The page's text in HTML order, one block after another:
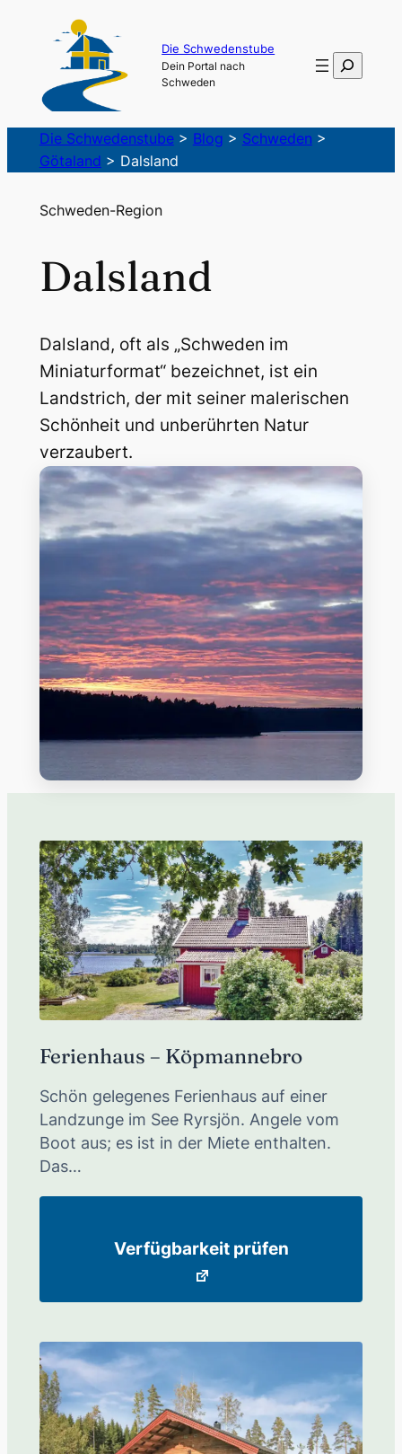
Die Schwedenstube
Dein Portal nach
Schweden
Suchen
Die Schwedenstube> Blog > Schweden >
Götaland > Dalsland
Schweden-Region
Dalsland
Dalsland, oft als „Schweden im
Miniaturformat“ bezeichnet, ist ein
Landstrich, der mit seiner malerischen
Schönheit und unberührten Natur
verzaubert.
Ferienhaus – Köpmannebro
Schön gelegenes Ferienhaus auf einer
Landzunge im See Ryrsjön. Angele vom
Boot aus; es ist in der Miete enthalten.
Das…
Verfügbarkeit prüfen